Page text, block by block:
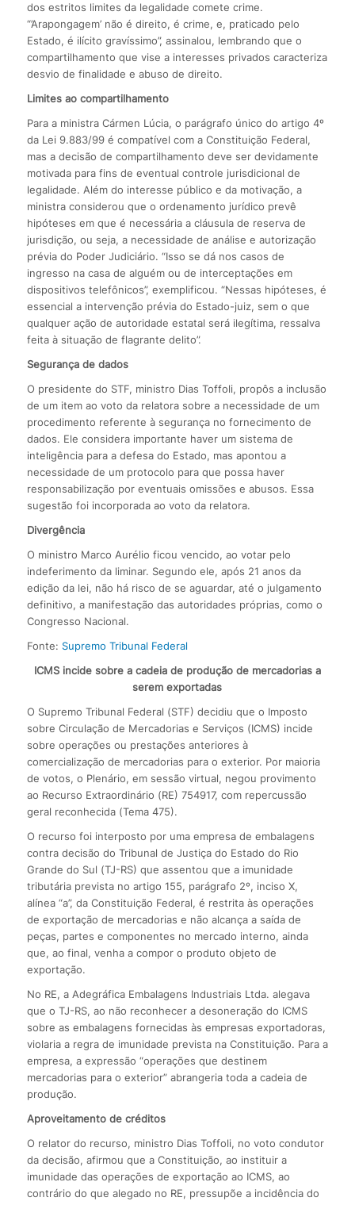
dos estritos limites da legalidade comete crime.
“’Arapongagem’ não é direito, é crime, e, praticado pelo
Estado, é ilícito gravíssimo”, assinalou, lembrando que o
compartilhamento que vise a interesses privados caracteriza
desvio de finalidade e abuso de direito.
Limites ao compartilhamento
Para a ministra Cármen Lúcia, o parágrafo único do artigo 4º
da Lei 9.883/99 é compatível com a Constituição Federal,
mas a decisão de compartilhamento deve ser devidamente
motivada para fins de eventual controle jurisdicional de
legalidade. Além do interesse público e da motivação, a
ministra considerou que o ordenamento jurídico prevê
hipóteses em que é necessária a cláusula de reserva de
jurisdição, ou seja, a necessidade de análise e autorização
prévia do Poder Judiciário. “Isso se dá nos casos de
ingresso na casa de alguém ou de interceptações em
dispositivos telefônicos”, exemplificou. “Nessas hipóteses, é
essencial a intervenção prévia do Estado-juiz, sem o que
qualquer ação de autoridade estatal será ilegítima, ressalva
feita à situação de flagrante delito”.
Segurança de dados
O presidente do STF, ministro Dias Toffoli, propôs a inclusão
de um item ao voto da relatora sobre a necessidade de um
procedimento referente à segurança no fornecimento de
dados. Ele considera importante haver um sistema de
inteligência para a defesa do Estado, mas apontou a
necessidade de um protocolo para que possa haver
responsabilização por eventuais omissões e abusos. Essa
sugestão foi incorporada ao voto da relatora.
Divergência
O ministro Marco Aurélio ficou vencido, ao votar pelo
indeferimento da liminar. Segundo ele, após 21 anos da
edição da lei, não há risco de se aguardar, até o julgamento
definitivo, a manifestação das autoridades próprias, como o
Congresso Nacional.
Fonte: Supremo Tribunal Federal
ICMS incide sobre a cadeia de produção de mercadorias a
serem exportadas
O Supremo Tribunal Federal (STF) decidiu que o Imposto
sobre Circulação de Mercadorias e Serviços (ICMS) incide
sobre operações ou prestações anteriores à
comercialização de mercadorias para o exterior. Por maioria
de votos, o Plenário, em sessão virtual, negou provimento
ao Recurso Extraordinário (RE) 754917, com repercussão
geral reconhecida (Tema 475).
O recurso foi interposto por uma empresa de embalagens
contra decisão do Tribunal de Justiça do Estado do Rio
Grande do Sul (TJ-RS) que assentou que a imunidade
tributária prevista no artigo 155, parágrafo 2º, inciso X,
alínea “a”, da Constituição Federal, é restrita às operações
de exportação de mercadorias e não alcança a saída de
peças, partes e componentes no mercado interno, ainda
que, ao final, venha a compor o produto objeto de
exportação.
No RE, a Adegráfica Embalagens Industriais Ltda. alegava
que o TJ-RS, ao não reconhecer a desoneração do ICMS
sobre as embalagens fornecidas às empresas exportadoras,
violaria a regra de imunidade prevista na Constituição. Para a
empresa, a expressão “operações que destinem
mercadorias para o exterior” abrangeria toda a cadeia de
produção.
Aproveitamento de créditos
O relator do recurso, ministro Dias Toffoli, no voto condutor
da decisão, afirmou que a Constituição, ao instituir a
imunidade das operações de exportação ao ICMS, ao
contrário do que alegado no RE, pressupõe a incidência do